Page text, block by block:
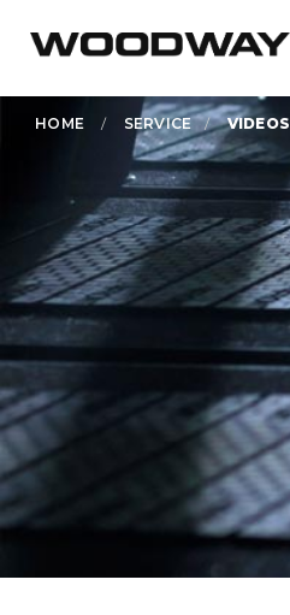
HOME / SERVICE / VIDEOS